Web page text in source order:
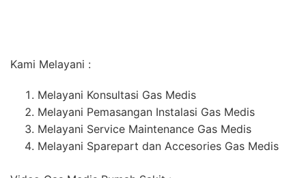
Kami Melayani :
Melayani Konsultasi Gas Medis
Melayani Pemasangan Instalasi Gas Medis
Melayani Service Maintenance Gas Medis
Melayani Sparepart dan Accesories Gas Medis